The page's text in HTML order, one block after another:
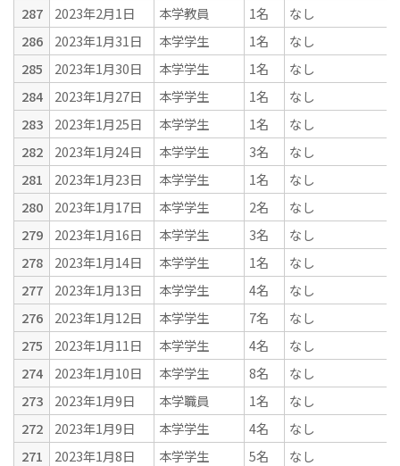
287
2023年2月1日 本学教員 1名
なし
286
2023年1月31日 本学学生 1名
なし
285
2023年1月30日 本学学生 1名
なし
284
2023年1月27日 本学学生 1名
なし
283
2023年1月25日 本学学生 1名
なし
282
2023年1月24日 本学学生 3名
なし
281
2023年1月23日 本学学生 1名
なし
280
2023年1月17日 本学学生 2名
なし
279
2023年1月16日 本学学生 3名
なし
278
2023年1月14日 本学学生 1名
なし
277
2023年1月13日 本学学生 4名
なし
276
2023年1月12日 本学学生 7名
なし
275
2023年1月11日 本学学生 4名
なし
274
2023年1月10日 本学学生 8名
なし
273
2023年1月9日 本学職員 1名
なし
272
2023年1月9日 本学学生 4名
なし
271
2023年1月8日 本学学生 5名
なし